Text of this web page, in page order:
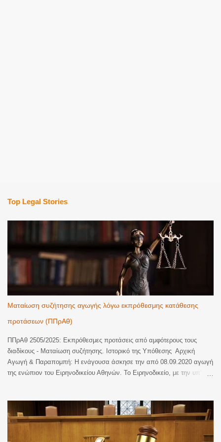
Top Legal Stories
Ματαίωση συζήτησης αγωγής λόγω εκπρόθεσμης κατάθεσης
προτάσεων (ΠΠρΑθ)
ΠΠρΑθ 2505/2025: Εκπρόθεσμες προτάσεις από αμφότερους τους
διαδίκους - Ματαίωση συζήτησης. Ιστορικό της Υπόθεσης Αρχική
Αγωγή & Παραπομπή: Η ενάγουσα άσκησε την από 08.09.2020 αγωγή
της ενώπιον του Ειρηνοδικείου Αθηνών. Το Ειρηνοδικείο, με την υπ'
Αθηνών. Επαναφορά με Κλήση: Η ενάγουσα επανέφερε την υπόθεση
προς συζήτηση με την από 02.05.2023 κλήση της, η οποία κατατέθηκε
στη Γραμματεία του Πρωτοδικείου στις 19.06.2023. Υπολογισμός
Προθεσμίας Προτάσεων Λόγω της παραπομπής, η νόμιμη προθεσμία